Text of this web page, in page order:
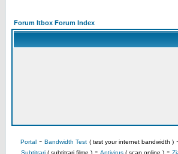
Forum Itbox Forum Index
Portal- Bandwidth Test ( test your internet bandwidth )
Subtitrari( subtitrari filme )- Antivirus( scan online )-